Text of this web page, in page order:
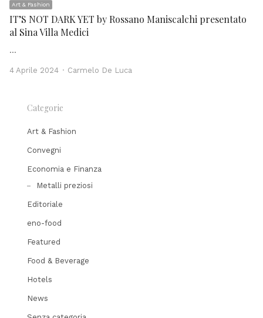
Art & Fashion
IT’S NOT DARK YET by Rossano Maniscalchi presentato
al Sina Villa Medici
…
4 Aprile 2024 Author
Carmelo De Luca
Categorie
Art & Fashion
Convegni
Economia e Finanza
Metalli preziosi
Editoriale
eno-food
Featured
Food & Beverage
Hotels
News